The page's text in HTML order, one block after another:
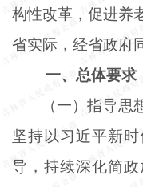
构性改革，促进养
省实际，经省政府
一、总体要求
（一）指导思
坚持以习近平新
导，持续深化简